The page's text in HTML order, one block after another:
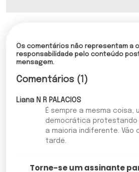
Os comentários não representam a
responsabilidade pelo conteúdo
mensagem.
Comentários (1)
Liana N R PALACIOS
É sempre a mesma coisa,
democrática protestando
a maioria indiferente. Vão
tarde.
Torne-se um assinante